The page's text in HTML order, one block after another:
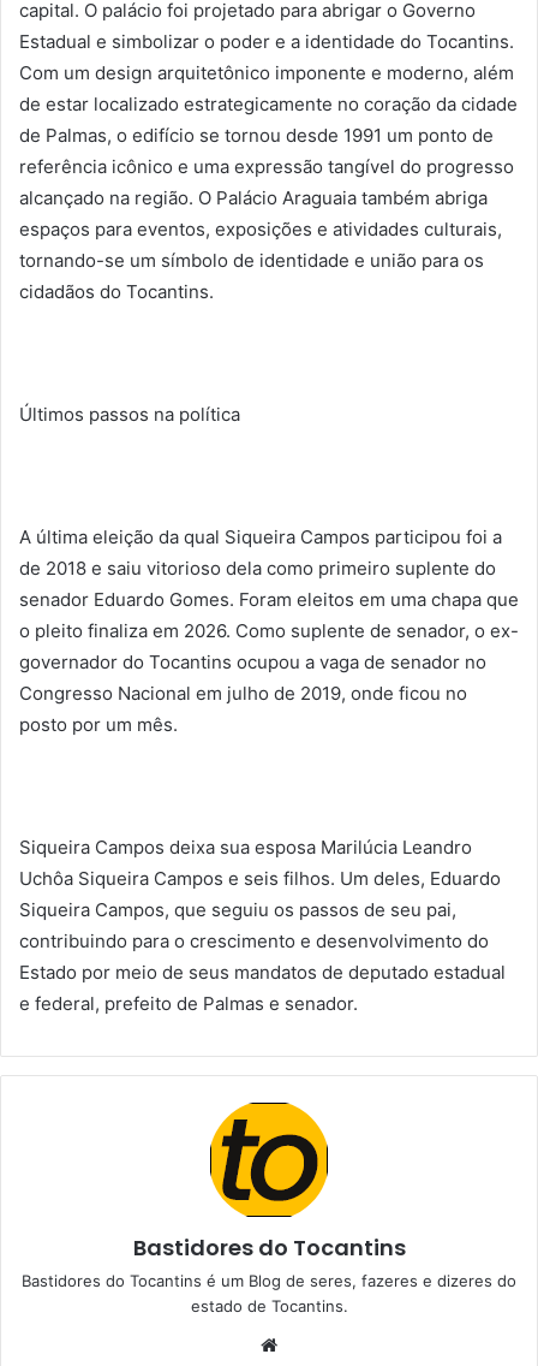
capital. O palácio foi projetado para abrigar o Governo
Estadual e simbolizar o poder e a identidade do Tocantins.
Com um design arquitetônico imponente e moderno, além
de estar localizado estrategicamente no coração da cidade
de Palmas, o edifício se tornou desde 1991 um ponto de
referência icônico e uma expressão tangível do progresso
alcançado na região. O Palácio Araguaia também abriga
espaços para eventos, exposições e atividades culturais,
tornando-se um símbolo de identidade e união para os
cidadãos do Tocantins.
Últimos passos na política
A última eleição da qual Siqueira Campos participou foi a
de 2018 e saiu vitorioso dela como primeiro suplente do
senador Eduardo Gomes. Foram eleitos em uma chapa que
o pleito finaliza em 2026. Como suplente de senador, o ex-
governador do Tocantins ocupou a vaga de senador no
Congresso Nacional em julho de 2019, onde ficou no
posto por um mês.
Siqueira Campos deixa sua esposa Marilúcia Leandro
Uchôa Siqueira Campos e seis filhos. Um deles, Eduardo
Siqueira Campos, que seguiu os passos de seu pai,
contribuindo para o crescimento e desenvolvimento do
Estado por meio de seus mandatos de deputado estadual
e federal, prefeito de Palmas e senador.
Bastidores do Tocantins
Bastidores do Tocantins é um Blog de seres, fazeres e dizeres do
estado de Tocantins.